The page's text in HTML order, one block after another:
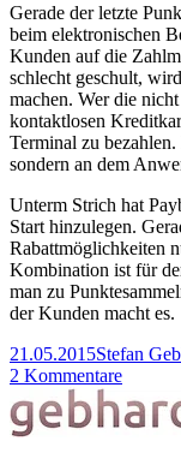
Gerade der letzte
beim elektronischen
Kunden auf die
schlecht geschult,
machen. Wer die
kontaktlosen
Terminal zu
sondern an dem
Unterm Strich hat
Start hinzulegen.
Rabattmöglichkeiten
Kombination ist für
man zu
der Kunden macht es.
21.05.2015Stefan
2 Kommentare